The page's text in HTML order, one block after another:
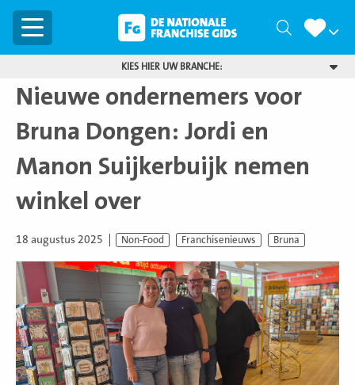
Menu Zoeken
KIES HIER UW BRANCHE:
Nieuwe ondernemers voor
Bruna Dongen: Jordi en
Manon Suijkerbuijk nemen
winkel over
18 augustus 2025 Non-Food Franchisenieuws Bruna